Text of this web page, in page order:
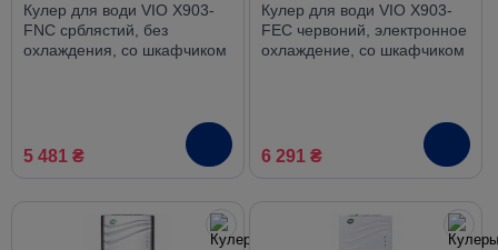
Кулер для води VIO X903-
FNC срблястий, без
охлаждения, со шкафчиком
5 481 ₴
Кулер для води VIO X903-
FEC червоний, электронное
охлаждение, со шкафчиком
6 291 ₴